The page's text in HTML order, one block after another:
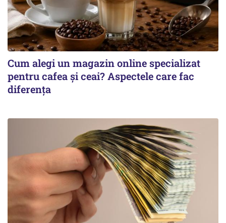
Cum alegi un magazin online specializat
pentru cafea și ceai? Aspectele care fac
diferența